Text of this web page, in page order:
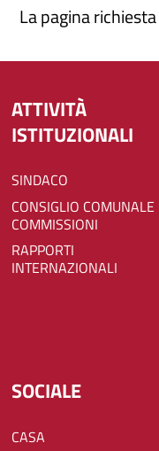
La pagina
ATTIVITÀ
ISTITUZIONALI
SINDACO
CONSIGLIO COMUNALE E
COMMISSIONI
RAPPORTI
INTERNAZIONALI
SOCIALE
CASA